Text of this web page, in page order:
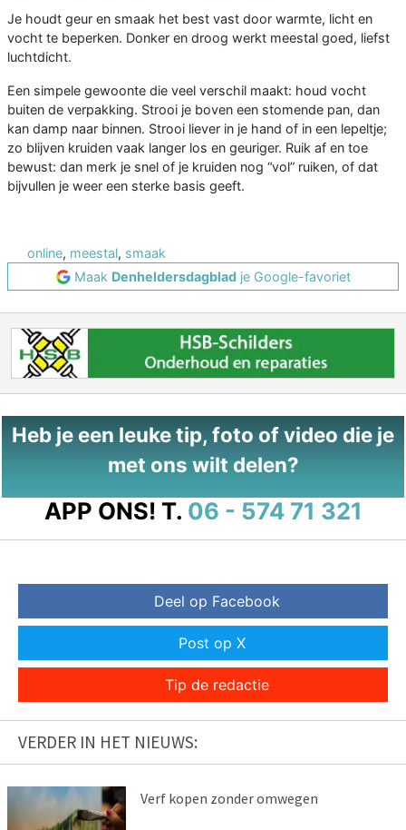
Je houdt geur en smaak het best vast door warmte, licht en
vocht te beperken. Donker en droog werkt meestal goed, liefst
luchtdicht.
Een simpele gewoonte die veel verschil maakt: houd vocht
buiten de verpakking. Strooi je boven een stomende pan, dan
kan damp naar binnen. Strooi liever in je hand of in een lepeltje;
zo blijven kruiden vaak langer los en geuriger. Ruik af en toe
bewust: dan merk je snel of je kruiden nog “vol” ruiken, of dat
bijvullen je weer een sterke basis geeft.
online, meestal, smaak
Maak Denheldersdagbladje Google-favoriet
Heb je een leuke tip, foto of video die je
met ons wilt delen?
APP ONS! T. 06 - 574 71 321
Deel op Facebook
Post op X
Tip de redactie
VERDER IN HET NIEUWS:
Verf kopen zonder omwegen